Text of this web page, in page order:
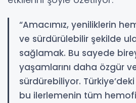
“Amacımız, yeniliklerin
ve sürdürülebilir şekilde
sağlamak. Bu sayede
yaşamlarını daha özgür
sürdürebiliyor.
bu ilerlemenin tüm